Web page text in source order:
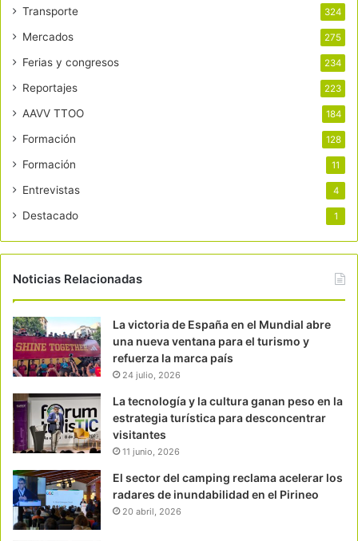
Transporte 324
Mercados 275
Ferias y congresos 234
Reportajes 223
AAVV TTOO 184
Formación 128
Formación 11
Entrevistas 4
Destacado 1
Noticias Relacionadas
La victoria de España en el Mundial abre
una nueva ventana para el turismo y
refuerza la marca país
24 julio, 2026
La tecnología y la cultura ganan peso en la
estrategia turística para desconcentrar
visitantes
11 junio, 2026
El sector del camping reclama acelerar los
radares de inundabilidad en el Pirineo
20 abril, 2026